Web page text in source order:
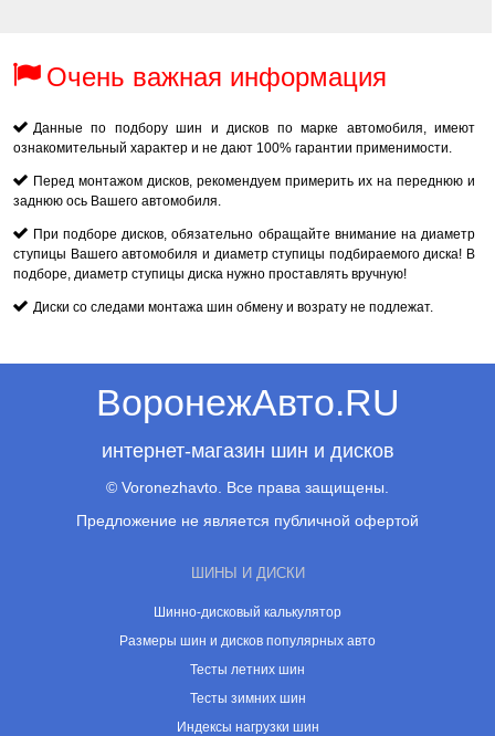
Очень важная информация
Данные по подбору шин и дисков по марке автомобиля, имеют
ознакомительный характер и не дают 100% гарантии применимости.
Перед монтажом дисков, рекомендуем примерить их на переднюю и
заднюю ось Вашего автомобиля.
При подборе дисков, обязательно обращайте внимание на диаметр
ступицы Вашего автомобиля и диаметр ступицы подбираемого диска! В
подборе, диаметр ступицы диска нужно проставлять вручную!
Диски со следами монтажа шин обмену и возрату не подлежат.
ВоронежАвто.RU
интернет-магазин шин и дисков
© Voronezhavto. Все права защищены.
Предложение не является публичной офертой
ШИНЫ И ДИСКИ
Шинно-дисковый калькулятор
Размеры шин и дисков популярных авто
Тесты летних шин
Тесты зимних шин
Индексы нагрузки шин